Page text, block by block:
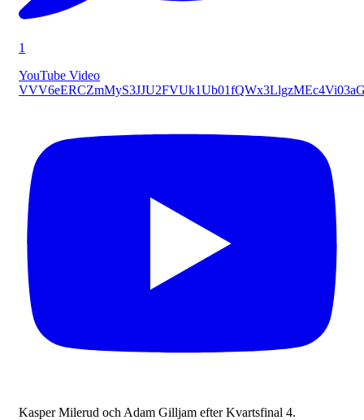
1
YouTube Video
Kasper Milerud och Adam Gilljam efter Kvartsfinal 4.